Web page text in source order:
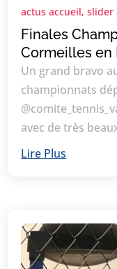
Finales
Cormeilles en
actus accueil,slider
Un grand bravo
championnats
avec de très
Lire Plus